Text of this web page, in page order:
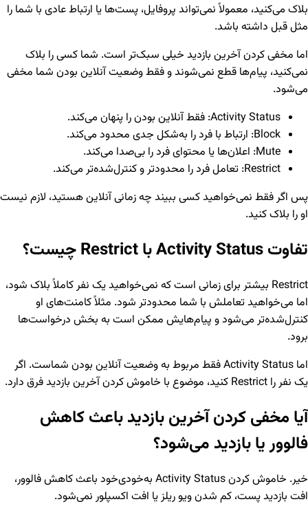
بلاک می‌کنید، معمولاً نمی‌تواند پروفایل، پست‌ها یا ارتباط عادی با شما را
مثل قبل داشته باشد.
اما مخفی کردن آخرین بازدید خیلی سبک‌تر است. شما کسی را بلاک
نمی‌کنید، پیام‌ها قطع نمی‌شوند و فقط وضعیت آنلاین بودن شما مخفی
می‌شود.
Activity Status: فقط آنلاین بودن را پنهان می‌کند.
Block: ارتباط با فرد را به‌شکل جدی محدود می‌کند.
Mute: اعلان‌ها یا محتوای فرد را بی‌صدا می‌کند.
Restrict: تعامل فرد را محدودتر و کنترل‌شده‌تر می‌کند.
پس اگر فقط نمی‌خواهید کسی ببیند چه زمانی آنلاین هستید، لازم نیست
او را بلاک کنید.
تفاوت Activity Status با Restrict چیست؟
Restrict بیشتر برای زمانی است که نمی‌خواهید یک نفر کاملاً بلاک شود،
اما می‌خواهید تعاملش با شما محدودتر شود. مثلاً کامنت‌های او
کنترل‌شده‌تر می‌شود و پیام‌هایش ممکن است به بخش درخواست‌ها
برود.
اما Activity Status فقط مربوط به وضعیت آنلاین بودن شماست. اگر
یک نفر را Restrict کنید، موضوع با خاموش کردن آخرین بازدید فرق دارد.
آیا مخفی کردن آخرین بازدید باعث کاهش
فالوور یا بازدید می‌شود؟
خیر. خاموش کردن Activity Status به‌خودی‌خود باعث کاهش فالوور،
افت بازدید پست، کم شدن ویو ریلز یا افت اکسپلور نمی‌شود.